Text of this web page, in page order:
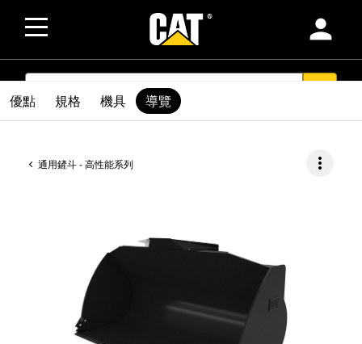
person
SEARCH
通用鏟斗 - 高性能系列 more_vert
優點 規格 機具 導覽